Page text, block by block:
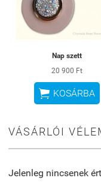
Nap szett
20 900 Ft
 KOSÁRBA
VÁSÁRLÓI
Jelenleg nincsenek